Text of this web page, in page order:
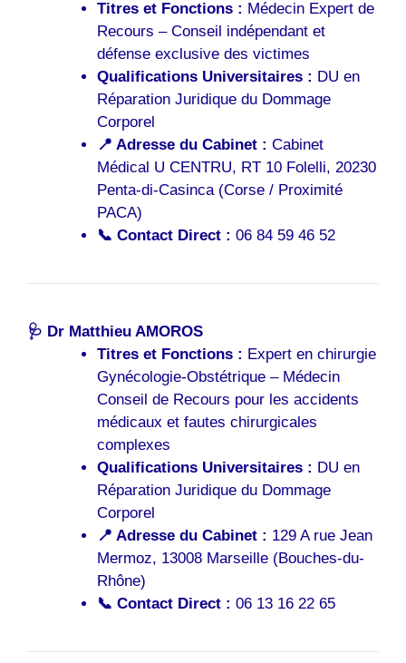
Titres et Fonctions : Médecin Expert de
Recours – Conseil indépendant et
défense exclusive des victimes
Qualifications Universitaires : DU en
Réparation Juridique du Dommage
Corporel
📍 Adresse du Cabinet : Cabinet
Médical U CENTRU, RT 10 Folelli, 20230
Penta-di-Casinca (Corse / Proximité
PACA)
📞 Contact Direct : 06 84 59 46 52
🩺 Dr Matthieu AMOROS
Titres et Fonctions : Expert en chirurgie
Gynécologie-Obstétrique – Médecin
Conseil de Recours pour les accidents
médicaux et fautes chirurgicales
complexes
Qualifications Universitaires : DU en
Réparation Juridique du Dommage
Corporel
📍 Adresse du Cabinet : 129 A rue Jean
Mermoz, 13008 Marseille (Bouches-du-
Rhône)
📞 Contact Direct : 06 13 16 22 65